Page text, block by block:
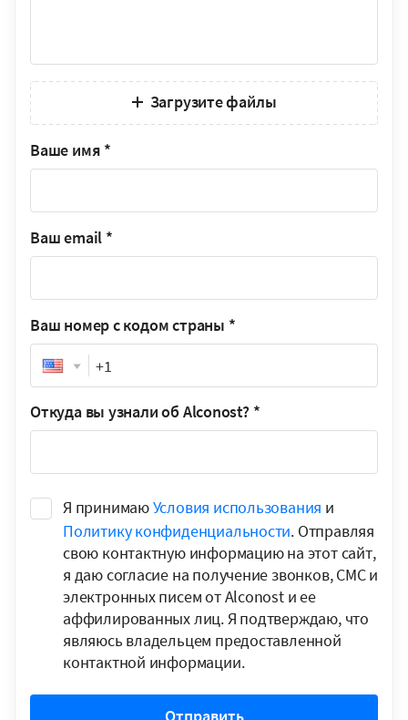
Загрузите файлы
Ваше имя *
Ваш email *
Ваш номер с кодом страны *
Phone
Откуда вы узнали об Alconost? *
Я принимаюУсловия использования и
Политику конфиденциальности. Отправляя
свою контактную информацию на этот сайт,
я даю согласие на получение звонков, СМС и
электронных писем от Alconost и ее
аффилированных лиц. Я подтверждаю, что
являюсь владельцем предоставленной
контактной информации.
Отправить